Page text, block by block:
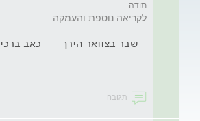
תודה
לקריאה נוספת והעמקה
שבר בצוואר הירך כאב
תגובה